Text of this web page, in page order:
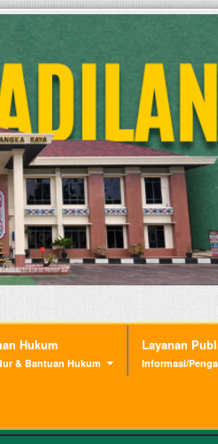
Hukum
& Bantuan Hukum
Layanan
Informasi/